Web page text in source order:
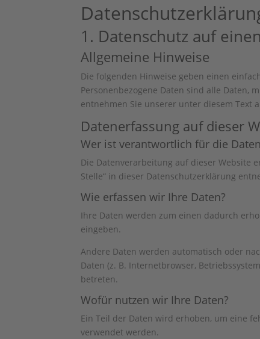
1. Datenschutz auf
Allgemeine Hinweise
Die folgenden Hinweise geben einen
Personenbezogene Daten sind alle Daten,
entnehmen Sie unserer unter diesem Text
Datenerfassung auf dieser
Wer ist verantwortlich für die
Die Datenverarbeitung auf dieser Website
Stelle“ in dieser Datenschutzerklärung
Wie erfassen wir Ihre Daten?
Ihre Daten werden zum einen dadurch
eingeben.
Andere Daten werden automatisch oder
Daten (z. B. Internetbrowser,
betreten.
Wofür nutzen wir Ihre Daten?
Ein Teil der Daten wird erhoben, um eine
verwendet werden.